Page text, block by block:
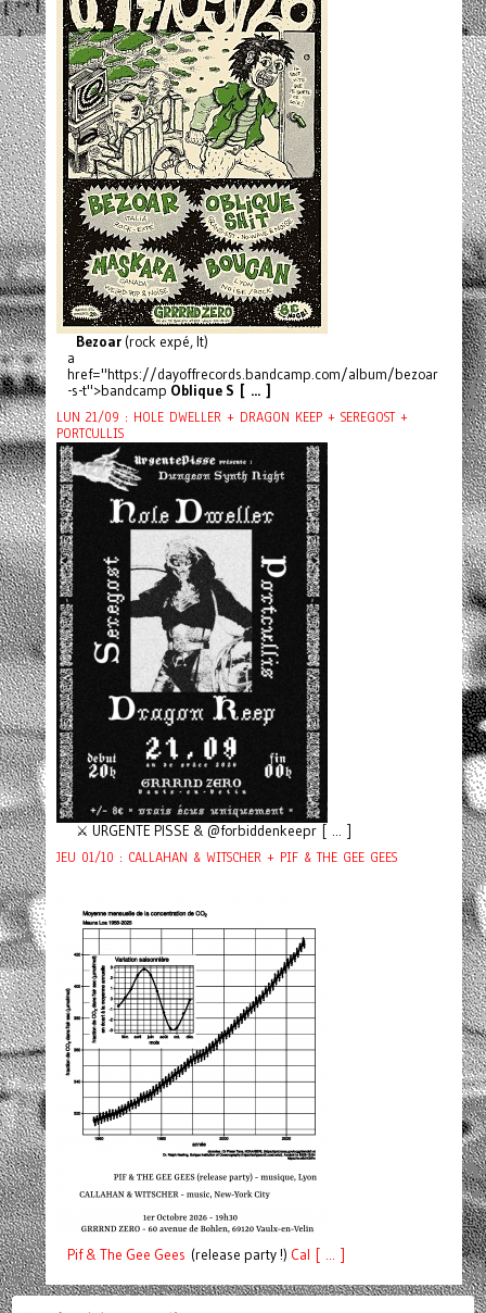
Bezoar(rock expé, It)
a
href="https://dayoffrecords.bandcamp.com/album/bezoar
-s-t">bandcamp Oblique S [ ... ]
LUN 21/09 : HOLE DWELLER + DRAGON KEEP + SEREGOST +
PORTCULLIS
⚔️ URGENTE PISSE & @forbiddenkeepr [ ... ]
JEU 01/10 : CALLAHAN & WITSCHER + PIF & THE GEE GEES
Pif& The Gee Gees (release party !) Cal [ ... ]